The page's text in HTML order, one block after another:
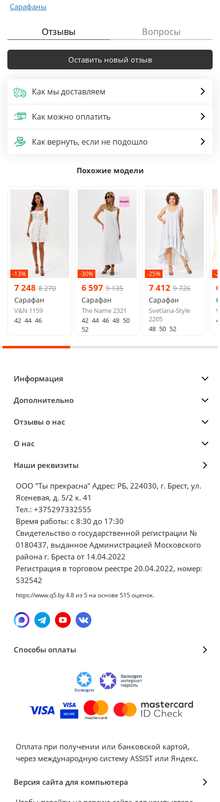
Сарафаны
Отзывы Вопросы
Оставить новый отзыв
Как мы доставляем
Как можно оплатить
Как вернуть, если не подошло
Похожие модели
-13%
7 248 8 270
Сарафан
V&N 1159
42 44 46
-30%
6 597 9 135
Сарафан
The Name 2321
42 44 46 48 50
52
-25%
7 412 9 726
Сарафан
Svetlana-Style
2205
48 50 52
-
Информация
Дополнительно
Отзывы о нас
О нас
Наши реквизиты
ООО "Ты прекрасна" Адрес: РБ, 224030, г. Брест, ул.
Ясеневая, д. 5/2 к. 41
Тел.: +375297332555
Время работы: с 8:30 до 17:30
Свидетельство о государственной регистрации №
0180437, выданное Администрацией Московского
района г. Бреста от 14.04.2022
Регистрация в торговом реестре 20.04.2022, номер:
532542
https://www.q5.by4.8 из5 на основе 515оценок.
Способы оплаты
Оплата при получении или банковской картой,
через международную систему ASSIST или Яндекс.
Версия сайта для компьютера